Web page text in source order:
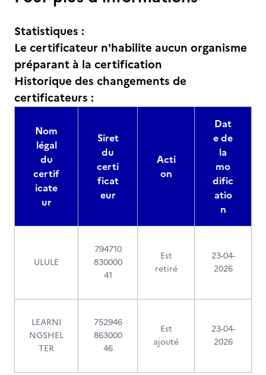
Statistiques :
Le certificateur n'habilite aucun organisme
préparant à la certification
Historique des changements de
certificateurs :
Nom
légal
du
certif
icate
ur
Siret
du
certi
ficat
eur
Acti
on
Dat
e de
la
mo
dific
atio
n
ULULE
794710
830000
41
Est
retiré
23-04-
2026
LEARNI
NGSHEL
TER
752946
863000
46
Est
ajouté
23-04-
2026